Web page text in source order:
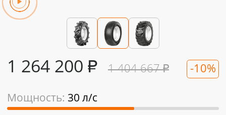
1 404 667₽ -10%
1 264 200 ₽
Мощность: 30 л/с